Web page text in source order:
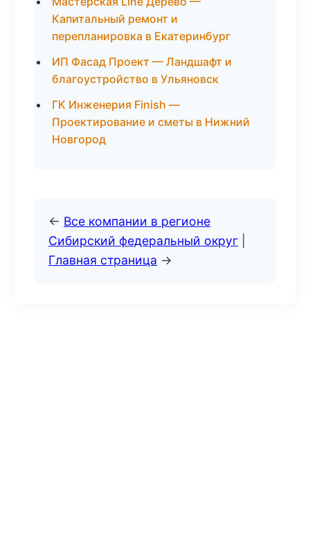
Капитальный ремонт и
перепланировка в Екатеринбург
ИП Фасад Проект — Ландшафт и
благоустройство в Ульяновск
ГК Инженерия Finish —
Проектирование и сметы в Нижний
Новгород
← Все компании в регионе
Сибирский федеральный округ
Главная страница →